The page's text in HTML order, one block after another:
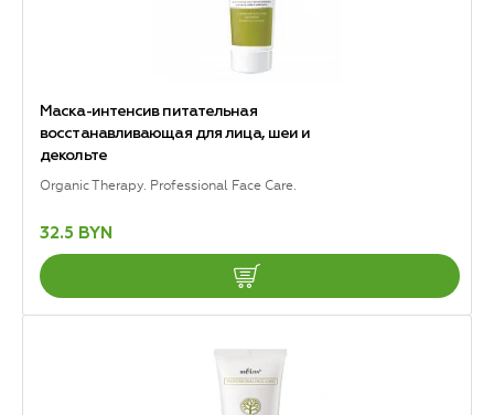
Маска-интенсив питательная
восстанавливающая для лица, шеи и
декольте
Organic Therapy. Professional Face Care.
32.5 BYN